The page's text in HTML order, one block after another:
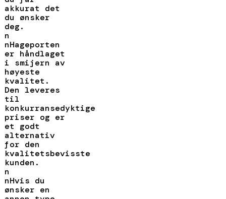
akkurat det
du ønsker
deg.
n
nHageporten
er håndlaget
i smijern av
høyeste
kvalitet.
Den leveres
til
konkurransedyktige
priser og er
et godt
alternativ
for den
kvalitetsbevisste
kunden.
n
nHvis du
ønsker en